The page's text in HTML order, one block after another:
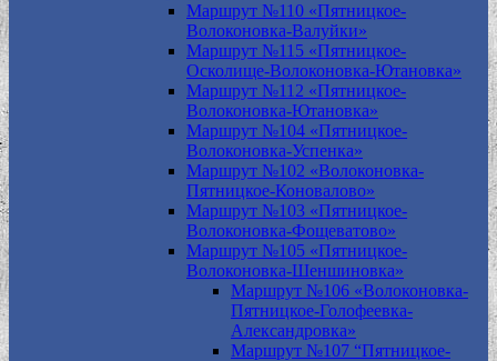
Маршрут №110 «Пятницкое-
Волоконовка-Валуйки»
Маршрут №115 «Пятницкое-
Осколище-Волоконовка-Ютановка»
Маршрут №112 «Пятницкое-
Волоконовка-Ютановка»
Маршрут №104 «Пятницкое-
Волоконовка-Успенка»
Маршрут №102 «Волоконовка-
Пятницкое-Коновалово»
Маршрут №103 «Пятницкое-
Волоконовка-Фощеватово»
Маршрут №105 «Пятницкое-
Волоконовка-Шеншиновка»
Маршрут №106 «Волоконовка-
Пятницкое-Голофеевка-
Александровка»
Маршрут №107 “Пятницкое-